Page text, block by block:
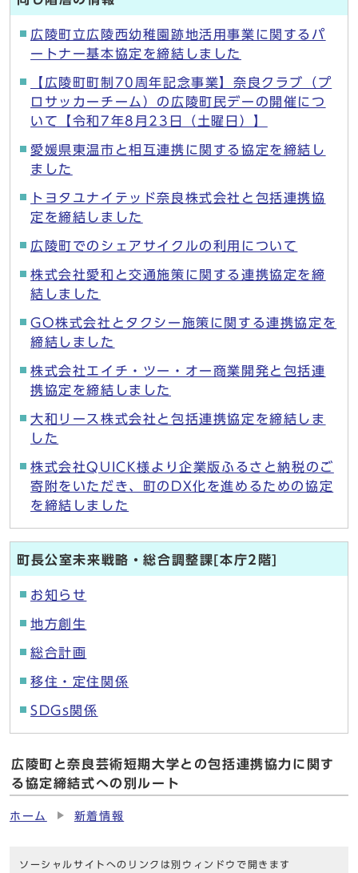
広陵町立広陵西幼稚園跡地活用事業に関するパ
ートナー基本協定を締結しました
【広陵町町制70周年記念事業】奈良クラブ（プ
ロサッカーチーム）の広陵町民デーの開催につ
いて【令和7年8月23日（土曜日）】
愛媛県東温市と相互連携に関する協定を締結し
ました
トヨタユナイテッド奈良株式会社と包括連携協
定を締結しました
広陵町でのシェアサイクルの利用について
株式会社愛和と交通施策に関する連携協定を締
結しました
GO株式会社とタクシー施策に関する連携協定を
締結しました
株式会社エイチ・ツー・オー商業開発と包括連
携協定を締結しました
大和リース株式会社と包括連携協定を締結しま
した
株式会社QUICK様より企業版ふるさと納税のご
寄附をいただき、町のDX化を進めるための協定
を締結しました
町長公室未来戦略・総合調整課[本庁2階]
お知らせ
地方創生
総合計画
移住・定住関係
SDGs関係
広陵町と奈良芸術短期大学との包括連携協力に関す
る協定締結式への別ルート
ホーム 新着情報
ソーシャルサイトへのリンクは別ウィンドウで開きます